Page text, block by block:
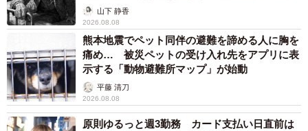
から】山下 静香
2026.08.08
熊本地震でペット同伴の避難を諦める人に胸を
痛め… 被災ペットの受け入れ先をアプリに表
示する「動物避難所マップ」が始動
平藤 清刀
2026.08.08
原則ゆるっと週3勤務 カード支払い日直前は